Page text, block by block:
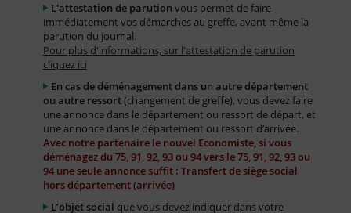
L'attestation de parution vous permet de faire
immédiatement vos démarches au greffe, avant même la
parution du journal.
Pour plus d'informations, sur l'attestation de parution
cliquez ici
En cas de déménagement dans un autre département
ou autre ressort(changement de greffe), vous devez faire
une annonce dans le département ou ressort de départ, et
une annonce dans le département ou ressort d’arrivée.
Avec notre partenaire le nouvel Economiste, si vous
déménagez du 75, 91, 92, 93 ou 94 vers le 75, 91, 92, 93 ou
94 une seule annonce suffit : Transfert de siège social
hors département (arrivée)
L’objet social que vous devez indiquer dans votre